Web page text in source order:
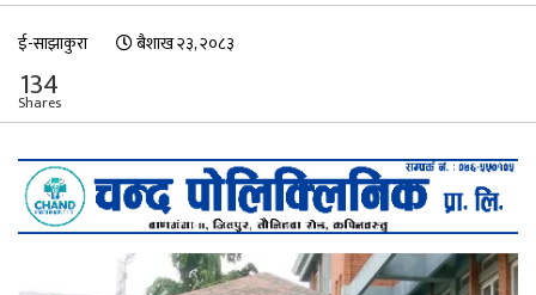
ई-साझाकुरा बैशाख २३, २०८३
134
Shares